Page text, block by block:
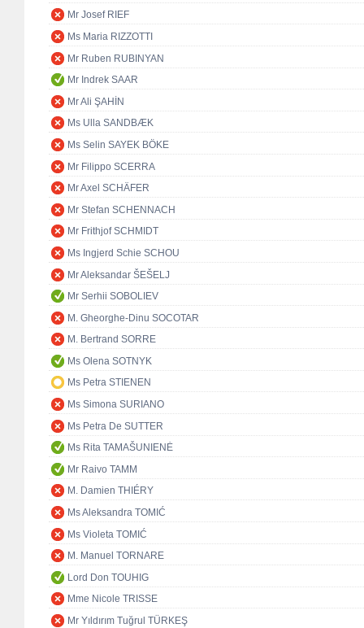
Mr Josef RIEF
Ms Maria RIZZOTTI
Mr Ruben RUBINYAN
Mr Indrek SAAR
Mr Ali ŞAHİN
Ms Ulla SANDBÆK
Ms Selin SAYEK BÖKE
Mr Filippo SCERRA
Mr Axel SCHÄFER
Mr Stefan SCHENNACH
Mr Frithjof SCHMIDT
Ms Ingjerd Schie SCHOU
Mr Aleksandar ŠEŠELJ
Mr Serhii SOBOLIEV
M. Gheorghe-Dinu SOCOTAR
M. Bertrand SORRE
Ms Olena SOTNYK
Ms Petra STIENEN
Ms Simona SURIANO
Ms Petra De SUTTER
Ms Rita TAMAŠUNIENĖ
Mr Raivo TAMM
M. Damien THIÉRY
Ms Aleksandra TOMIĆ
Ms Violeta TOMIĆ
M. Manuel TORNARE
Lord Don TOUHIG
Mme Nicole TRISSE
Mr Yıldırım Tuğrul TÜRKEŞ